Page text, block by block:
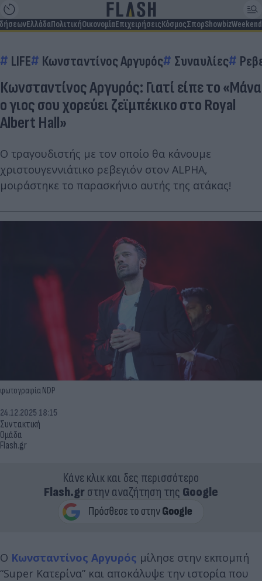
ΕλλάδαΠολιτικήΟικονομίαΕπιχειρήσειςΚόσμοςΣπορShowbizWeekend
LIFE Κωνσταντίνος Αργυρός Συναυλίες
Κωνσταντίνος Αργυρός: Γιατί είπε το «Μάνα
ο γιος σου χορεύει ζεϊμπέκικο στο Royal
Albert Hall»
Ο τραγουδιστής με τον οποίο θα κάνουμε
χριστουγεννιάτικο ρεβεγιόν στον ALPHA,
μοιράστηκε το παρασκήνιο αυτής της ατάκας!
φωτογραφία NDP
Συντακτική
Ομάδα
Flash.gr
24.12.2025 18:15
Κάνε κλικ και δες περισσότερο
Flash.grστην αναζήτηση της Google
Ο Κωνσταντίνος Αργυρός μίλησε στην εκπομπή
“Super Κατερίνα” και αποκάλυψε την ιστορία που